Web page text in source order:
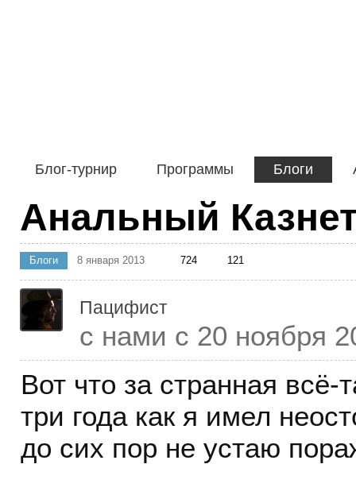
Блог-турнир Программы Блоги
Анальный
Блоги 8 января 2013 724 121
Пацифист
с нами с 20 ноября
Вот что за странная
три года как я имел
до сих пор не устаю